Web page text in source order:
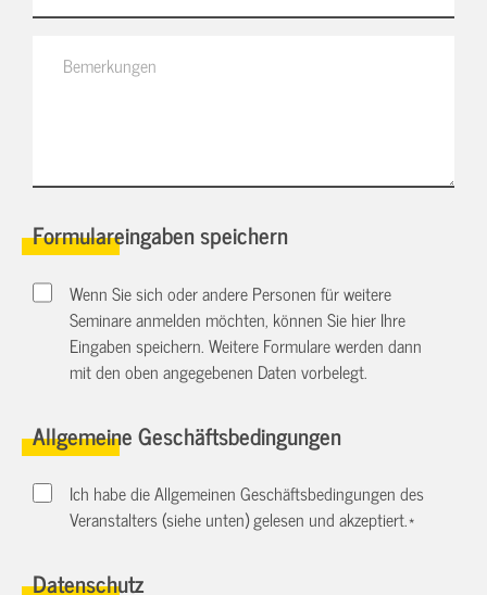
Formulareingaben speichern
Wenn Sie sich oder andere Personen für weitere
Seminare anmelden möchten, können Sie hier Ihre
Eingaben speichern. Weitere Formulare werden dann
mit den oben angegebenen Daten vorbelegt.
Allgemeine Geschäftsbedingungen
Ich habe die Allgemeinen Geschäftsbedingungen des
Veranstalters (siehe unten) gelesen und akzeptiert.*
Datenschutz